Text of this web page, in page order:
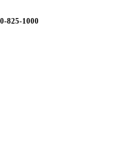
825-1000